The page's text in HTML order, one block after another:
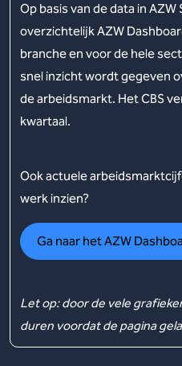
Op basis van de data in
overzichtelijk AZW
branche en voor de hele
snel inzicht wordt gegeven
de arbeidsmarkt. Het CBS
kwartaal.
Ook actuele
werk inzien?
Ga naar het AZW
Let op: door de vele
duren voordat de pagina